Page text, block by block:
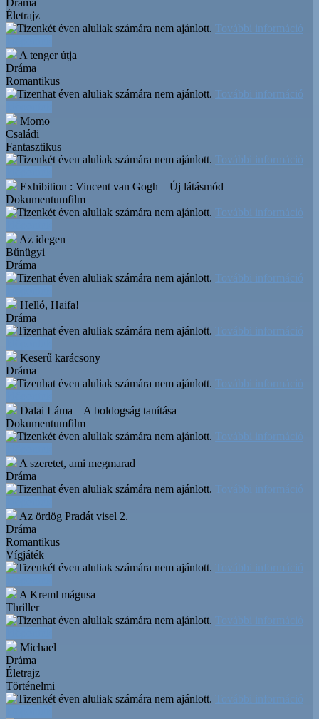
Dráma
Életrajz
További információ
A tenger útja
Dráma
Romantikus
További információ
Momo
Családi
Fantasztikus
További információ
Exhibition : Vincent van Gogh – Új látásmód
Dokumentumfilm
További információ
Az idegen
Bűnügyi
Dráma
További információ
Helló, Haifa!
Dráma
További információ
Keserű karácsony
Dráma
További információ
Dalai Láma – A boldogság tanítása
Dokumentumfilm
További információ
A szeretet, ami megmarad
Dráma
További információ
Az ördög Pradát visel 2.
Dráma
Romantikus
Vígjáték
További információ
A Kreml mágusa
Thriller
További információ
Michael
Dráma
Életrajz
Történelmi
További információ